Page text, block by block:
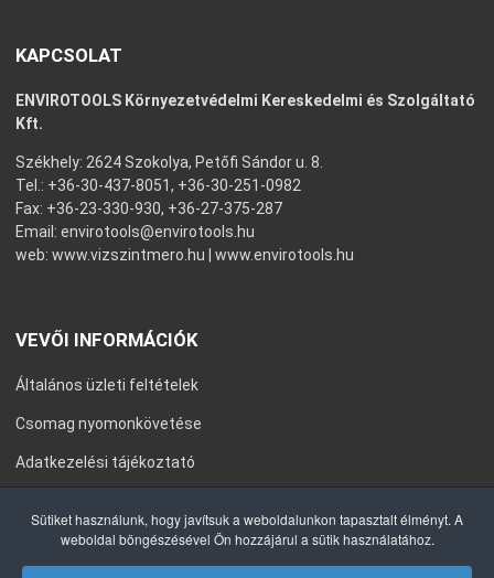
KAPCSOLAT
ENVIROTOOLS Környezetvédelmi Kereskedelmi és Szolgáltató
Kft.
Székhely: 2624 Szokolya, Petőfi Sándor u. 8.
Tel.: +36-30-437-8051, +36-30-251-0982
Fax: +36-23-330-930, +36-27-375-287
Email: envirotools@envirotools.hu
web: www.vizszintmero.hu www.envirotools.hu
VEVŐI INFORMÁCIÓK
Általános üzleti feltételek
Csomag nyomonkövetése
Adatkezelési tájékoztató
Impresszum
Sütiket használunk, hogy javítsuk a weboldalunkon tapasztalt élményt. A
weboldal böngészésével Ön hozzájárul a sütik használatához.